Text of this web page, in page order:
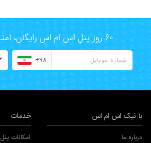
60 روز پنل اس ام اس رایگان، امتحان کنید!
+98
با نیک اس ام اس
درباره ما
خدمات
امکانات پنل